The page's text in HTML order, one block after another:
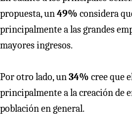
propuesta, un49% considera
principalmente a las grandes
mayores ingresos.
Por otro lado, un34% cree que
principalmente a la creación de
población en general.